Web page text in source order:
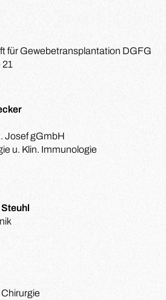
für Gewebetransplantation DGFG
Josef gGmbH
u. Klin. Immunologie